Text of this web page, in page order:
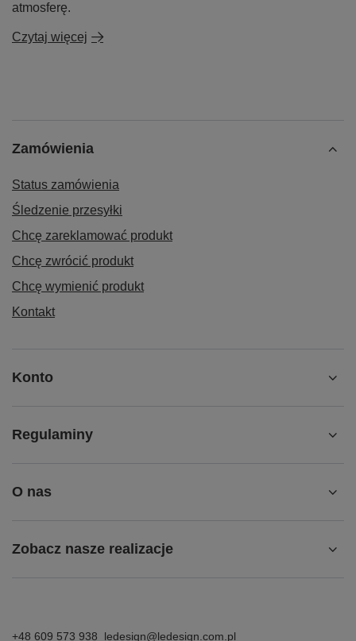
atmosferę.
Czytaj więcej
Zamówienia
Status zamówienia
Śledzenie przesyłki
Chcę zareklamować produkt
Chcę zwrócić produkt
Chcę wymienić produkt
Kontakt
Konto
Regulaminy
O nas
Zobacz nasze realizacje
+48 609 573 938 ledesign@ledesign.com.pl